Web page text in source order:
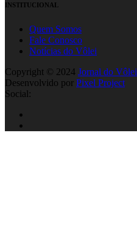
INSTITUCIONAL
Quem Somos
Fale Conosco
Notícias do Vôlei
Copyright © 2024 Jornal do Vôlei
Desenvolvido por Pixel Project
Social: